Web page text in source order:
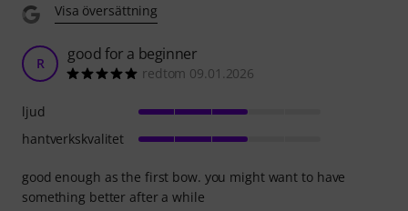
Visa översättning
R good for a beginner
redtom 09.01.2026
good enough as the first bow. you might want to have
something better after a while
ljud
hantverkskvalitet